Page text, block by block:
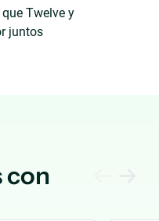
Twelve y
juntos
con